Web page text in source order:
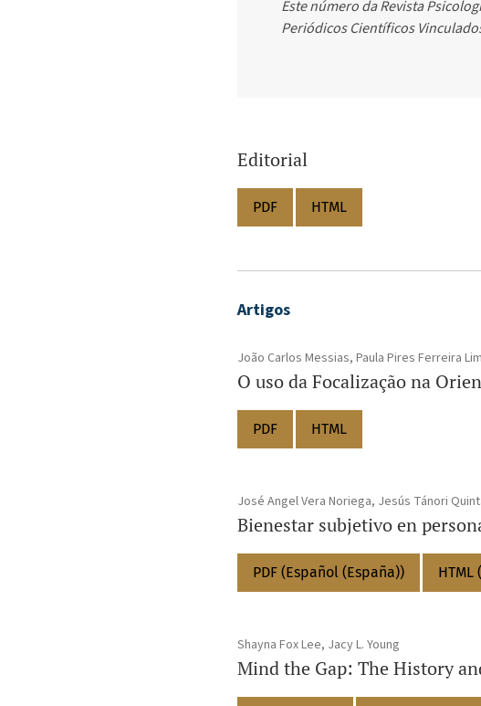
Este número da Revista
Periódicos Científicos
Editorial
PDF HTML
Artigos
João Carlos Messias, Paula Pires Ferreira
O uso da Focalização na
PDF HTML
José Angel Vera Noriega, Jesús Tánori
Bienestar subjetivo en
PDF (Español (España)) HTML
Shayna Fox Lee, Jacy L. Young
Mind the Gap: The History